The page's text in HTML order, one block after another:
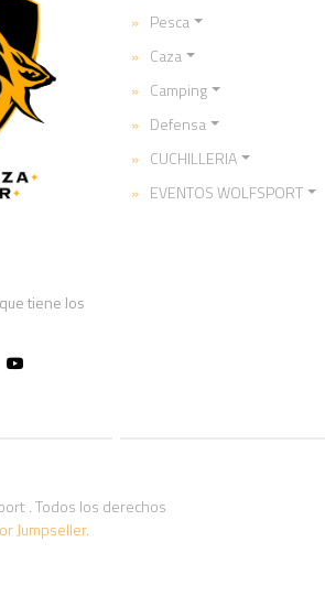
tiene los
Pesca
Caza
Camping
Defensa
CUCHILLERIA
EVENTOS WOLFSPORT
. Todos los derechos
Jumpseller.